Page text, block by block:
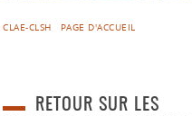
CLAE-CLSH PAGE D'ACCUEIL
RETOUR SUR LES